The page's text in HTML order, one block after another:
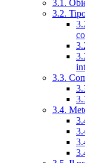
3.1.
3.2.
3.3.
3.4.